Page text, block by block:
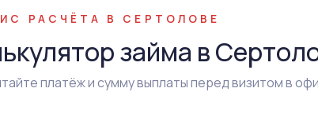
РАСЧЁТА В СЕРТОЛОВЕ
займа в
платёж и сумму выплаты перед визитом в